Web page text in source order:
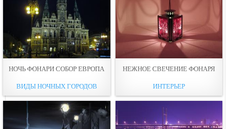
НОЧЬ ФОНАРИ СОБОР ЕВРОПА
ВИДЫ НОЧНЫХ ГОРОДОВ
НЕЖНОЕ СВЕЧЕНИЕ ФОНАРЯ
ИНТЕРЬЕР